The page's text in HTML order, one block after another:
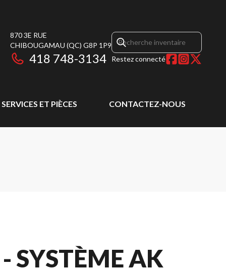
870 3E RUE
CHIBOUGAMAU (QC) G8P 1P9
418 748-3134 Restez connecté
SERVICES ET PIÈCES CONTACTEZ-NOUS
SYSTÈME AK